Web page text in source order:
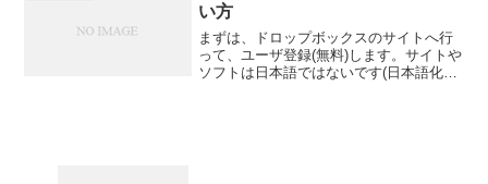
い方
まずは、ドロップボックスのサイトへ行
って、ユーザ登録(無料)します。サイトや
ソフトは日本語ではないです(日本語化も